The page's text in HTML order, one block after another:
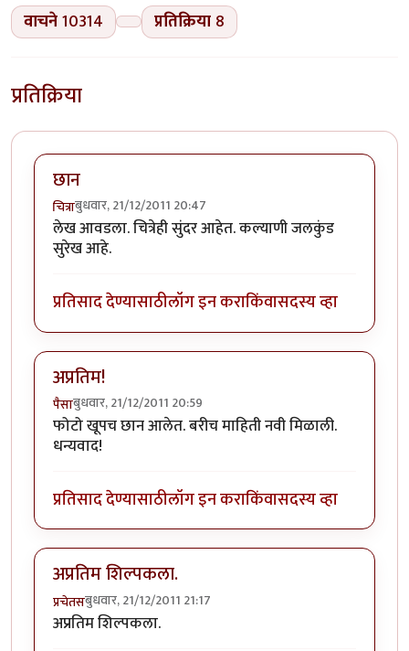
वाचने10314 प्रतिक्रिया 8
प्रतिक्रिया
छान
चित्राबुधवार, 21/12/2011 20:47
लेख आवडला. चित्रेही सुंदर आहेत. कल्याणी जलकुंड
सुरेख आहे.
प्रतिसाद देण्यासाठीलॉग इन कराकिंवासदस्य व्हा
अप्रतिम!
पैसाबुधवार, 21/12/2011 20:59
फोटो खूपच छान आलेत. बरीच माहिती नवी मिळाली.
धन्यवाद!
प्रतिसाद देण्यासाठीलॉग इन कराकिंवासदस्य व्हा
अप्रतिम शिल्पकला.
प्रचेतसबुधवार, 21/12/2011 21:17
अप्रतिम शिल्पकला.